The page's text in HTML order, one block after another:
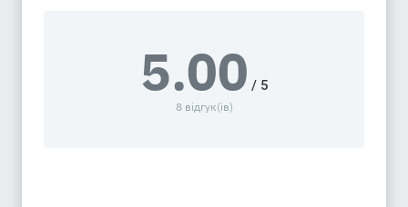
5.00 / 5
8 відгук(ів)